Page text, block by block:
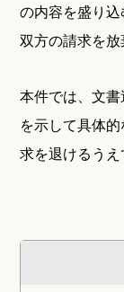
の内容を盛り込
双方の請求を放
本件では、文
を示して具体
求を退けるうえ